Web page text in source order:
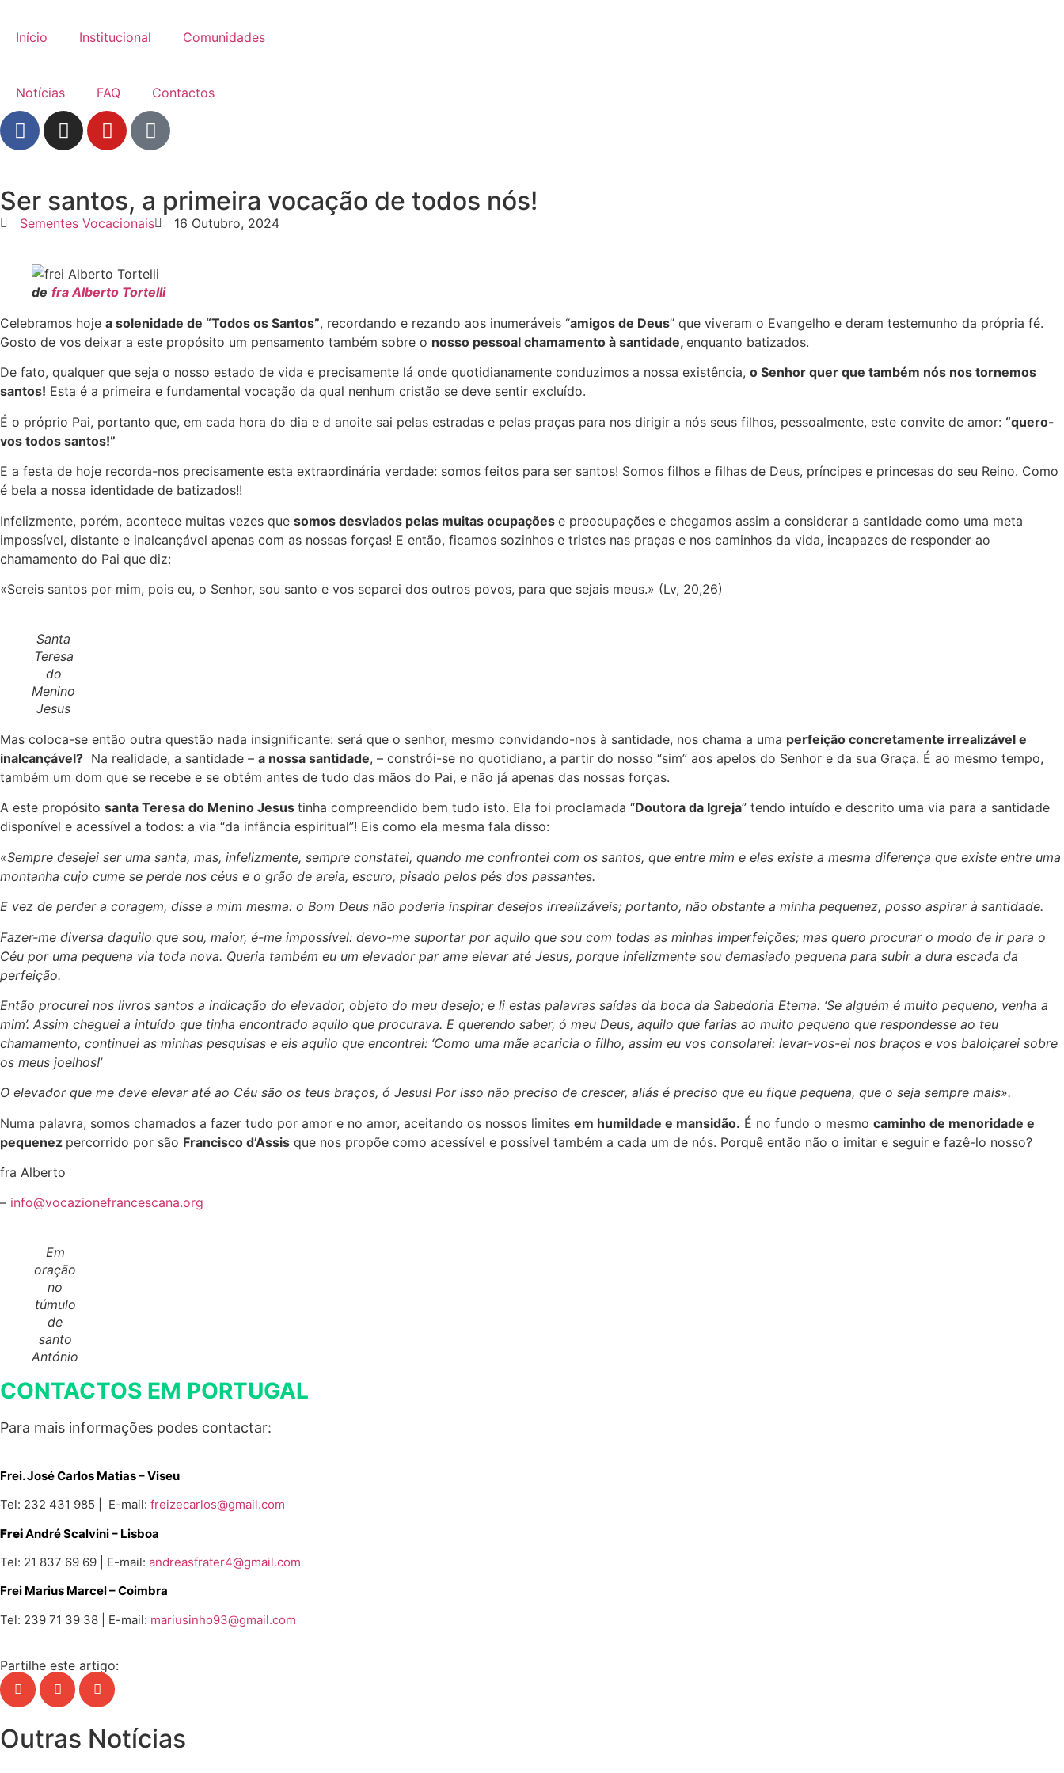
Início Institucional Comunidades
Notícias FAQ Contactos
Ser santos, a primeira vocação de todos nós!
Sementes Vocacionais 16 Outubro, 2024
de fra Alberto Tortelli
Celebramos hoje a solenidade de “Todos os Santos”, recordando e rezando aos inumeráveis “amigos de Deus” que viveram o Evangelho e deram testemunho da própria fé.
Gosto de vos deixar a este propósito um pensamento também sobre o nosso pessoal chamamento à santidade, enquanto batizados.
De fato, qualquer que seja o nosso estado de vida e precisamente lá onde quotidianamente conduzimos a nossa existência, o Senhor quer que também nós nos tornemos
santos! Esta é a primeira e fundamental vocação da qual nenhum cristão se deve sentir excluído.
É o próprio Pai, portanto que, em cada hora do dia e d anoite sai pelas estradas e pelas praças para nos dirigir a nós seus filhos, pessoalmente, este convite de amor: “quero-
vos todos santos!”
E a festa de hoje recorda-nos precisamente esta extraordinária verdade: somos feitos para ser santos! Somos filhos e filhas de Deus, príncipes e princesas do seu Reino. Como
é bela a nossa identidade de batizados!!
Infelizmente, porém, acontece muitas vezes que somos desviados pelas muitas ocupações e preocupações e chegamos assim a considerar a santidade como uma meta
impossível, distante e inalcançável apenas com as nossas forças! E então, ficamos sozinhos e tristes nas praças e nos caminhos da vida, incapazes de responder ao
chamamento do Pai que diz:
«Sereis santos por mim, pois eu, o Senhor, sou santo e vos separei dos outros povos, para que sejais meus.» (Lv, 20,26)
Santa
Teresa
do
Menino
Jesus
Mas coloca-se então outra questão nada insignificante: será que o senhor, mesmo convidando-nos à santidade, nos chama a uma perfeição concretamente irrealizável e
inalcançável? Na realidade, a santidade – a nossa santidade, – constrói-se no quotidiano, a partir do nosso “sim” aos apelos do Senhor e da sua Graça. É ao mesmo tempo,
também um dom que se recebe e se obtém antes de tudo das mãos do Pai, e não já apenas das nossas forças.
A este propósito santa Teresa do Menino Jesus tinha compreendido bem tudo isto. Ela foi proclamada “Doutora da Igreja” tendo intuído e descrito uma via para a santidade
disponível e acessível a todos: a via “da infância espiritual”! Eis como ela mesma fala disso:
«Sempre desejei ser uma santa, mas, infelizmente, sempre constatei, quando me confrontei com os santos, que entre mim e eles existe a mesma diferença que existe entre uma
montanha cujo cume se perde nos céus e o grão de areia, escuro, pisado pelos pés dos passantes.
E vez de perder a coragem, disse a mim mesma: o Bom Deus não poderia inspirar desejos irrealizáveis; portanto, não obstante a minha pequenez, posso aspirar à santidade.
Fazer-me diversa daquilo que sou, maior, é-me impossível: devo-me suportar por aquilo que sou com todas as minhas imperfeições; mas quero procurar o modo de ir para o
Céu por uma pequena via toda nova. Queria também eu um elevador par ame elevar até Jesus, porque infelizmente sou demasiado pequena para subir a dura escada da
perfeição.
Então procurei nos livros santos a indicação do elevador, objeto do meu desejo; e li estas palavras saídas da boca da Sabedoria Eterna: ‘Se alguém é muito pequeno, venha a
mim’. Assim cheguei a intuído que tinha encontrado aquilo que procurava. E querendo saber, ó meu Deus, aquilo que farias ao muito pequeno que respondesse ao teu
chamamento, continuei as minhas pesquisas e eis aquilo que encontrei: ‘Como uma mãe acaricia o filho, assim eu vos consolarei: levar-vos-ei nos braços e vos baloiçarei sobre
os meus joelhos!’
O elevador que me deve elevar até ao Céu são os teus braços, ó Jesus! Por isso não preciso de crescer, aliás é preciso que eu fique pequena, que o seja sempre mais».
Numa palavra, somos chamados a fazer tudo por amor e no amor, aceitando os nossos limites em humildade e mansidão. É no fundo o mesmo caminho de menoridade e
pequenez percorrido por são Francisco d’Assis que nos propõe como acessível e possível também a cada um de nós. Porquê então não o imitar e seguir e fazê-lo nosso?
fra Alberto
– info@vocazionefrancescana.org
Em
oração
no
túmulo
de
santo
António
CONTACTOS EM PORTUGAL
Para mais informações podes contactar:
Frei. José Carlos Matias – Viseu
Tel: 232 431 985 | E-mail: freizecarlos@gmail.com
FreiAndré Scalvini – Lisboa
Tel: 21 837 69 69 | E-mail: andreasfrater4@gmail.com
Frei Marius Marcel– Coimbra
Tel: 239 71 39 38 | E-mail: mariusinho93@gmail.com
Partilhe este artigo:
Outras Notícias